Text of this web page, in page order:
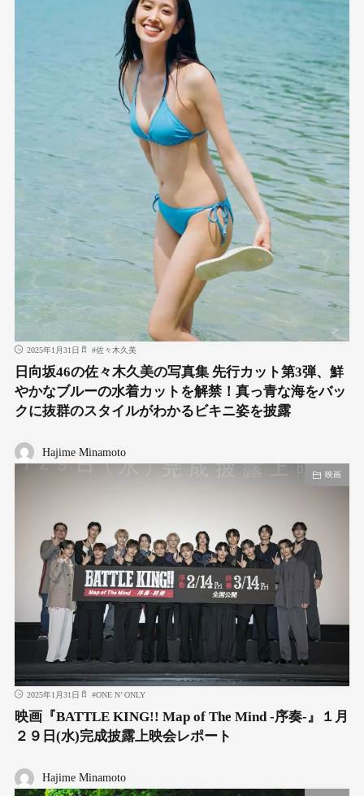
2025年1月31日 #佐々木久美
日向坂46の佐々木久美の写真集 先行カット第3弾、鮮
やかなブルーの水着カットを解禁！真っ青な海をバッ
クに抜群のスタイルがわかるビキニ姿を披露
Hajime Minamoto
映画
2025年1月31日 #ONE N’ ONLY
映画『BATTLE KING!! Map of The Mind -序奏-』１月
２９日(水)完成披露上映会レポート
Hajime Minamoto